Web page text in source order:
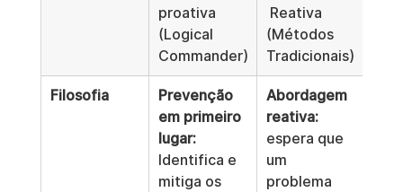
proativa
(Logical
Commander)
Reativa
(Métodos
Tradicionais)
Filosofia
Prevenção
em primeiro
lugar:
Identifica e
mitiga os
Abordagem
reativa:
espera que
um
problema